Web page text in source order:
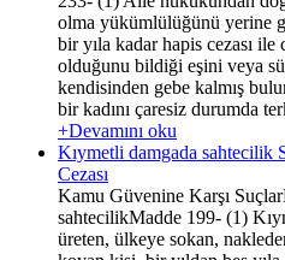
olma yükümlülüğünü yerine
bir yıla kadar hapis cezası ile
olduğunu bildiği eşini veya
kendisinden gebe kalmış
bir kadını çaresiz durumda
+Devamını oku
Kıymetli damgada sahtecilik
Cezası
Kamu Güvenine Karşı
sahtecilikMadde 199- (1)
üreten, ülkeye sokan,